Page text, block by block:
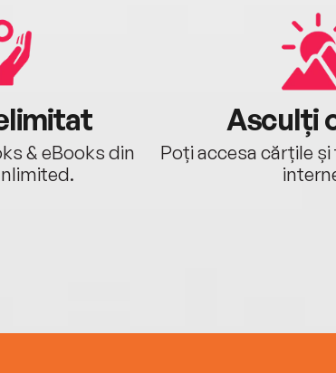
& eBooks din
Asculți
Poți accesa cărțile și